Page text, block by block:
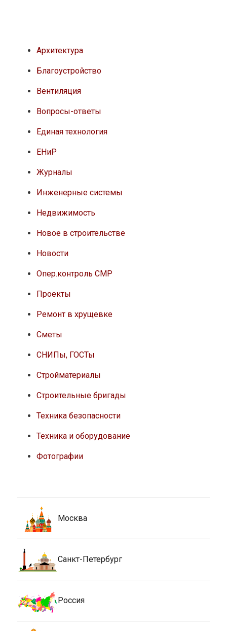
Архитектура
Благоустройство
Вентиляция
Вопросы-ответы
Единая технология
ЕНиР
Журналы
Инженерные системы
Недвижимость
Новое в строительстве
Новости
Опер.контроль СМР
Проекты
Ремонт в хрущевке
Сметы
СНИПы, ГОСТы
Стройматериалы
Строительные бригады
Техника безопасности
Техника и оборудование
Фотографии
Москва
Санкт-Петербург
Россия